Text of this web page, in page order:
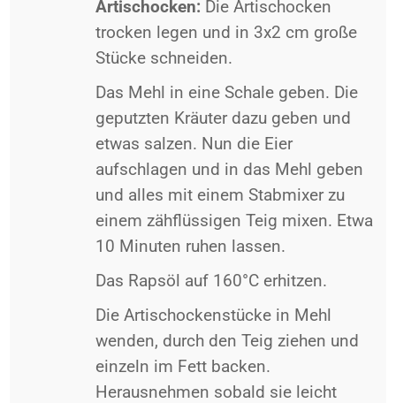
Artischocken: Die Artischocken
trocken legen und in 3x2 cm große
Stücke schneiden.
Das Mehl in eine Schale geben. Die
geputzten Kräuter dazu geben und
etwas salzen. Nun die Eier
aufschlagen und in das Mehl geben
und alles mit einem Stabmixer zu
einem zähflüssigen Teig mixen. Etwa
10 Minuten ruhen lassen.
Das Rapsöl auf 160°C erhitzen.
Die Artischockenstücke in Mehl
wenden, durch den Teig ziehen und
einzeln im Fett backen.
Herausnehmen sobald sie leicht